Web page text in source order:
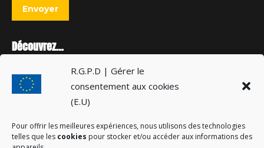
R.G.P.D | Gérer le
consentement aux cookies
(E.U)
Pour offrir les meilleures expériences, nous utilisons des technologies
telles que les cookies pour stocker et/ou accéder aux informations des
Envoyer
Découvrez…
Cérémonie souvenir du maquis de Mussy-Grancey
21 juillet 2026
16 juillet 2026